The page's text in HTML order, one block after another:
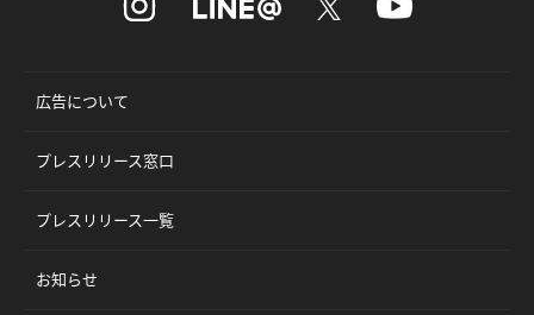
広告について
プレスリリース窓口
プレスリリース一覧
お知らせ